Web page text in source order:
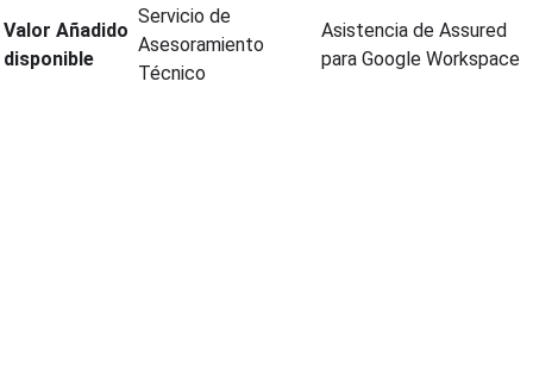
Valor Añadido
disponible
Servicio de
Asesoramiento
Técnico
Asistencia de Assured
para Google Workspace